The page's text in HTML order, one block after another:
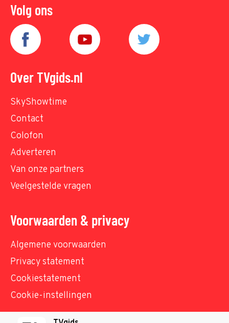
Volg ons
Over TVgids.nl
SkyShowtime
Contact
Colofon
Adverteren
Van onze partners
Veelgestelde vragen
Voorwaarden & privacy
Algemene voorwaarden
Privacy statement
Cookiestatement
Cookie-instellingen